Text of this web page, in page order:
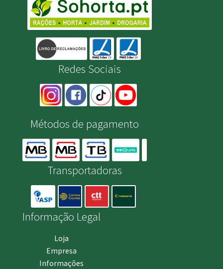
Redes Sociais
Métodos de pagamento
Transportadoras
Informação Legal
Loja
Empresa
Informações